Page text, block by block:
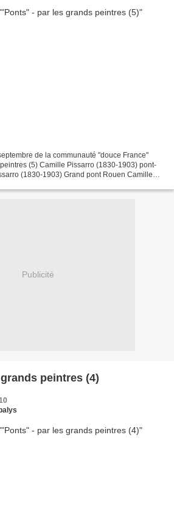
de la communauté "douce France"
(5) Camille Pissarro (1830-1903) pont-
(1830-1903) Grand pont Rouen Camille
Publicité
peintres (4)